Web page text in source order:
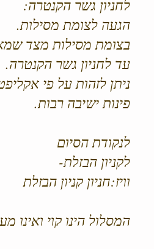
לחניון גשר הקנטרה:
הגעה לצומת מסילות.
בצומת מסילות מצד
עד לחניון גשר הקנטרה.
ניתן לזהות על פי
פינות ישיבה רבות.
לנקודת הסיום
לקניון הבזלת-
וויז:חניון קניון הבזלת
המסלול הינו קוי